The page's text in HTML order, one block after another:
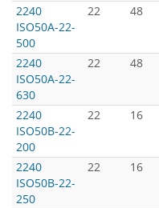
2240
ISO50A-22-
500
22 48
2240
ISO50A-22-
630
22 48
2240
ISO50B-22-
200
22 16
2240
ISO50B-22-
250
22 16